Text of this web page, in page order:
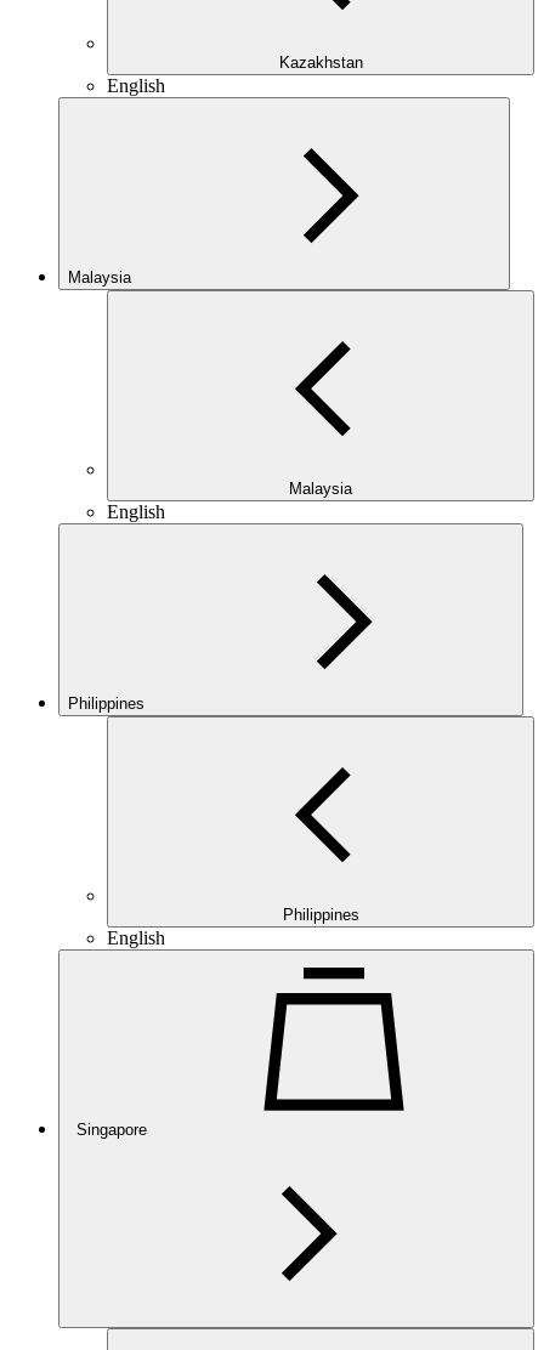
Kazakhstan
English
Malaysia
Malaysia
English
Philippines
Philippines
English
Singapore